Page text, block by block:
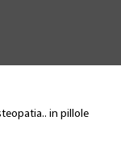
in pillole